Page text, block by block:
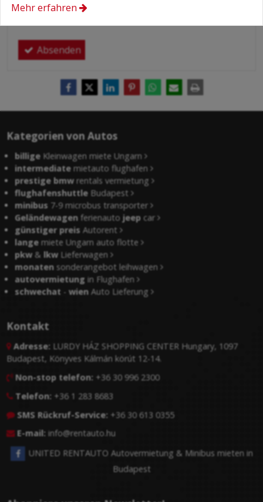
Hier finden Sie:
Absenden
Kategorien von Autos
billige Kleinwagen miete Ungarn
intermediate mietauto flughafen
prestige bmwrentals vermietung
flughafenshuttle Budapest
minibus 7-9 microbus transporter
Geländewagen ferienautojeep car
günstiger preis Autorent
lange miete Ungarn auto flotte
pkw&lkwLieferwagen
monaten sonderangebot leihwagen
autovermietung in Flughafen
schwechat -wien Auto Lieferung
Kontakt
 Adresse: LURDY HÁZ SHOPPING CENTER Hungary, 1097
Budapest, Könyves Kálmán körút 12-14.
 Non-stop telefon: +36 30 996 2300
 Telefon: +36 1 283 8683
 SMS Rückruf-Service: +36 30 613 0355
 E-mail: info@rentauto.hu
UNITED RENTAUTO Autovermietung & Minibus mieten in
Budapest
Mehr erfahren